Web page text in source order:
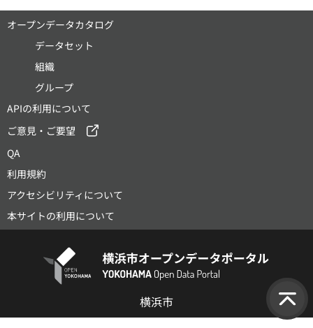
オープンデータカタログ
データセット
組織
グループ
APIの利用について
ご意見・ご要望
QA
利用規約
アクセシビリティについて
本サイトの利用について
横浜市